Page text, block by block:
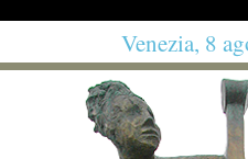
Venezia, 8